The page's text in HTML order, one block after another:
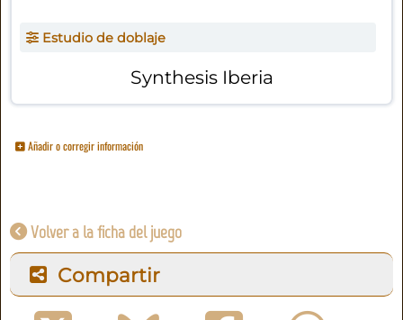
Estudio de doblaje
Synthesis Iberia
Añadir o corregir información
Volver a la ficha del juego
Compartir